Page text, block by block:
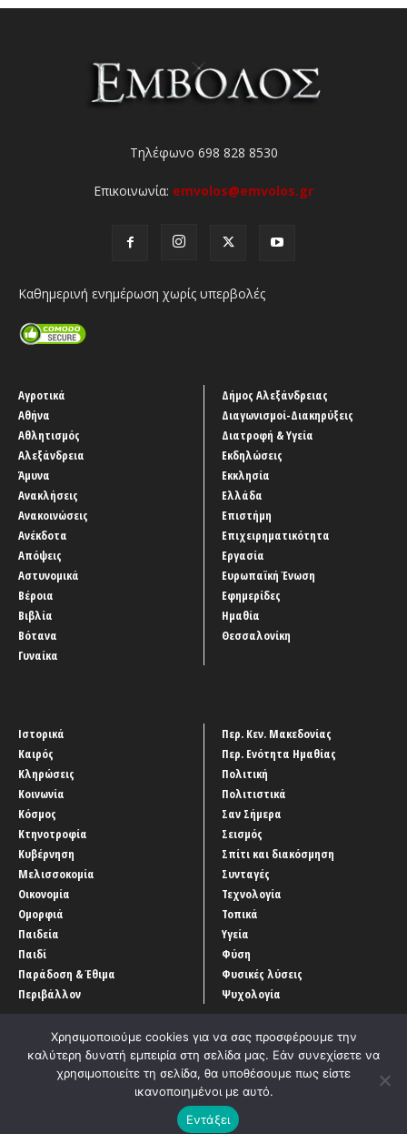
Τηλέφωνο 698 828 8530
Επικοινωνία: emvolos@emvolos.gr
Καθημερινή ενημέρωση χωρίς υπερβολές
Αγροτικά
Αθήνα
Αθλητισμός
Αλεξάνδρεια
Άμυνα
Ανακλήσεις
Ανακοινώσεις
Ανέκδοτα
Απόψεις
Αστυνομικά
Βέροια
Βιβλία
Βότανα
Γυναίκα
Δήμος Αλεξάνδρειας
Διαγωνισμοί-Διακηρύξεις
Διατροφή & Υγεία
Εκδηλώσεις
Εκκλησία
Ελλάδα
Επιστήμη
Επιχειρηματικότητα
Εργασία
Ευρωπαϊκή Ένωση
Εφημερίδες
Ημαθία
Θεσσαλονίκη
Ιστορικά
Καιρός
Κληρώσεις
Κοινωνία
Κόσμος
Κτηνοτροφία
Κυβέρνηση
Μελισσοκομία
Οικονομία
Ομορφιά
Παιδεία
Παιδί
Παράδοση & Έθιμα
Περιβάλλον
Περ. Κεν. Μακεδονίας
Περ. Ενότητα Ημαθίας
Πολιτική
Πολιτιστικά
Σαν Σήμερα
Σεισμός
Σπίτι και διακόσμηση
Συνταγές
Τεχνολογία
Τοπικά
Υγεία
Φύση
Φυσικές λύσεις
Ψυχολογία
‘Οροι χρήσης Αρχείο Άρθρων
Entercom Technologies
Χρησιμοποιούμε cookies για να σας προσφέρουμε την
καλύτερη δυνατή εμπειρία στη σελίδα μας. Εάν συνεχίσετε να
χρησιμοποιείτε τη σελίδα, θα υποθέσουμε πως είστε
ικανοποιημένοι με αυτό.
Εντάξει